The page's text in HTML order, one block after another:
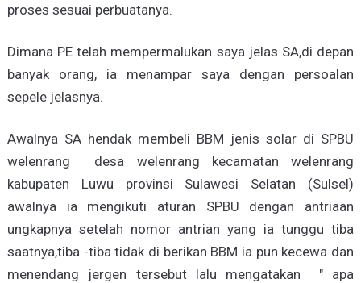
proses sesuai perbuatanya.
Dimana PE telah mempermalukan saya jelas SA,di depan
banyak orang, ia menampar saya dengan persoalan
sepele jelasnya.
Awalnya SA hendak membeli BBM jenis solar di SPBU
welenrang desa welenrang kecamatan welenrang
kabupaten Luwu provinsi Sulawesi Selatan (Sulsel)
awalnya ia mengikuti aturan SPBU dengan antriaan
ungkapnya setelah nomor antrian yang ia tunggu tiba
saatnya,tiba -tiba tidak di berikan BBM ia pun kecewa dan
menendang jergen tersebut lalu mengatakan " apa